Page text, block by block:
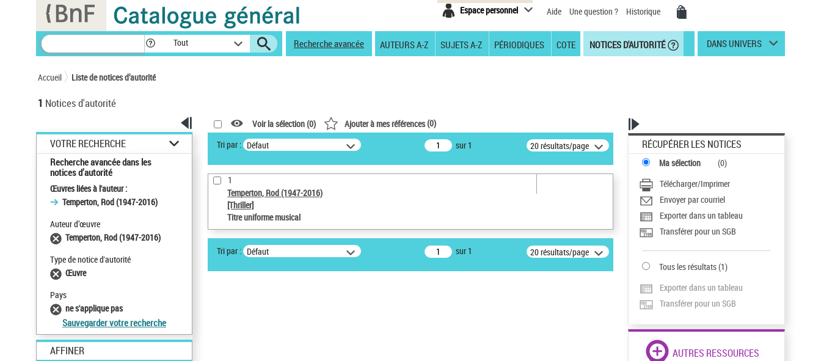
Espace personnel Aide Une question ? Historique
Tout Recherche avancée AUTEURS A-Z SUJETS A-Z PÉRIODIQUES COTE NOTICES D'AUTORITÉ DANS UNIVERS
Accueil Liste de notices d’autorité
1 Notices d'autorité
VOTRE RECHERCHE
Recherche avancée dans les
notices d’autorité
Œuvres liées à l'auteur :
Temperton, Rod (1947-2016)
Auteur d’œuvre
Temperton, Rod (1947-2016)
Type de notice d'autorité
Œuvre
Pays
ne s'applique pas
Sauvegarder votre recherche
AFFINER
Voir la sélection (0) Ajouter à mes références(0)
Tri par : Défaut sur 1 20 résultats/page
1
Temperton, Rod (1947-2016)
[Thriller]
Titre uniforme musical
Tri par : Défaut sur 1 20 résultats/page
RÉCUPÉRER LES NOTICES
Ma sélection (0)
Télécharger/Imprimer
Envoyer par courriel
Exporter dans un tableau
Transférer pour un SGB
Tous les résultats(1)
Exporter dans un tableau
Transférer pour un SGB
AUTRES RESSOURCES
Panneau de gestion des cookies